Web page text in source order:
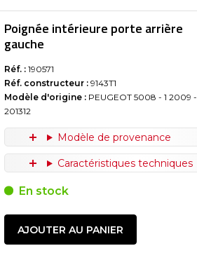
Poignée intérieure porte arrière
gauche
Réf. : 190571
Réf. constructeur : 9143T1
Modèle d'origine : PEUGEOT 5008 - 1 2009 -
201312
Modèle de provenance
Caractéristiques techniques
En stock
AJOUTER AU PANIER